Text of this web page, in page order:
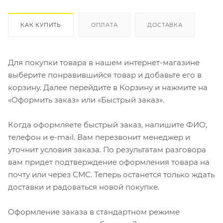
КАК КУПИТЬ ОПЛАТА ДОСТАВКА
Для покупки товара в нашем интернет-магазине
выберите понравившийся товар и добавьте его в
корзину. Далее перейдите в Корзину и нажмите на
«Оформить заказ» или «Быстрый заказ».
Когда оформляете быстрый заказ, напишите ФИО,
телефон и e-mail. Вам перезвонит менеджер и
уточнит условия заказа. По результатам разговора
вам придет подтверждение оформления товара на
почту или через СМС. Теперь останется только ждать
доставки и радоваться новой покупке.
Оформление заказа в стандартном режиме